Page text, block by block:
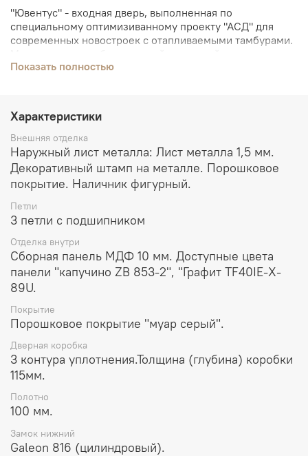
"Ювентус" - входная дверь, выполненная по
специальному оптимизиванному проекту "АСД" для
современных новостроек с отапливаемыми тамбурами.
Согласно внутренним стандартам качества, при
службы от 10 до 20 лет.
Показать полностью
Характеристики
Внешняя отделка
Наружный лист металла: Лист металла 1,5 мм.
Декоративный штамп на металле. Порошковое
покрытие. Наличник фигурный.
Петли
3 петли с подшипником
Отделка внутри
Сборная панель МДФ 10 мм. Доступные цвета
панели "капучино ZB 853-2", "Графит TF40IE-X-
89U.
Покрытие
Порошковое покрытие "муар серый".
Дверная коробка
3 контура уплотнения.Толщина (глубина) коробки
115мм.
Полотно
100 мм.
Замок нижний
Galeon 816 (цилиндровый).